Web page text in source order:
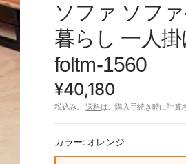
ソファ ソフ
暮らし 一人
foltm-1560
¥40,180
税込み。送料はご購入手続き時に計算
カラー: オレンジ